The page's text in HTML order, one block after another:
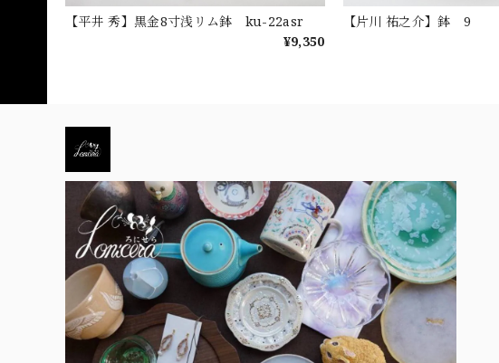
【平井 秀】黒金8寸浅リム鉢 ku-22asr
¥9,350
【片川 祐之介】鉢 9